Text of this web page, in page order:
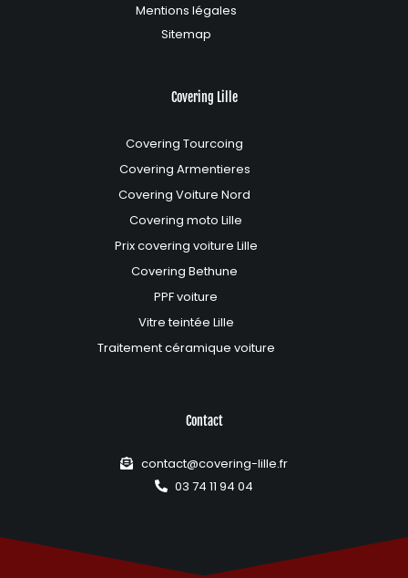
Mentions légales
Sitemap
Covering Lille
Covering Tourcoing
Covering Armentieres
Covering Voiture Nord
Covering moto Lille
Prix covering voiture Lille
Covering Bethune
PPF voiture
Vitre teintée Lille
Traitement céramique voiture
Contact
contact@covering-lille.fr
03 74 11 94 04